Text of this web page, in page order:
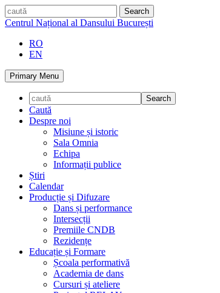
Skip
to
caută
Centrul Național al Dansului București
RO
EN
Primary Menu
Caută
Despre noi
Misiune și istoric
Sala Omnia
Echipa
Informații publice
Știri
Calendar
Producție și Difuzare
Dans și performance
Intersecții
Premiile CNDB
Rezidențe
Educație și Formare
Școala performativă
Academia de dans
Cursuri și ateliere